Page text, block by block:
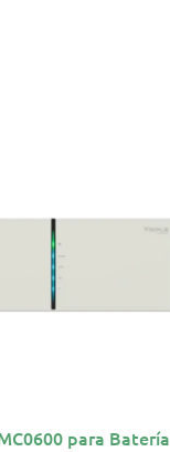
para Batería